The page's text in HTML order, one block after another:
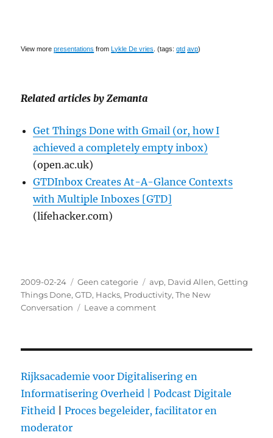
View morepresentations from Lykle De vries . (tags:gtd avp)
Related articles by Zemanta
Get Things Done with Gmail (or, how I
achieved a completely empty inbox)
(open.ac.uk)
GTDInbox Creates At-A-Glance Contexts
with Multiple Inboxes [GTD]
(lifehacker.com)
Posted
on
2009-02-24 Categories
Geen categorie Tags
avp, David Allen,Getting
Things Done,GTD, Hacks, Productivity,The New
Conversation
Leave a comment
Done
Academie
voor
Popcultuur
Rijksacademie voor Digitalisering en
Informatisering Overheid |
Podcast Digitale
Fitheid |Proces begeleider, facilitator en
moderator